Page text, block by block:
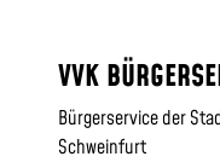
VVK
Bürgerservice der
Schweinfurt